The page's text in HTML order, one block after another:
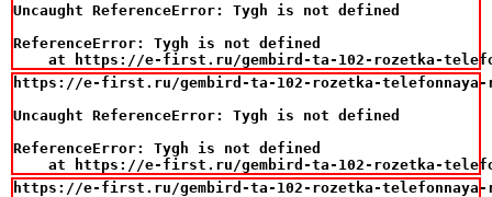
Uncaught ReferenceError: Tygh is not defined
ReferenceError: Tygh is not defined
at https://e-first.ru/gembird-ta-102-rozetka-
https://e-first.ru/gembird-ta-102-rozetka-telefonnaya-
Uncaught ReferenceError: Tygh is not defined
ReferenceError: Tygh is not defined
at https://e-first.ru/gembird-ta-102-rozetka-
https://e-first.ru/gembird-ta-102-rozetka-telefonnaya-rj-